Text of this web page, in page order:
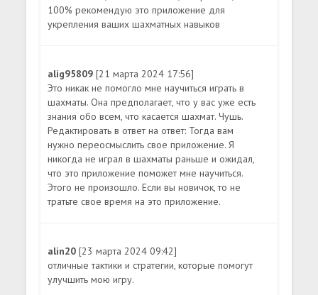
100% рекомендую это приложение для
укрепления ваших шахматных навыков
alig95809[21 марта 2024 17:56]
Это никак не помогло мне научиться играть в
шахматы. Она предполагает, что у вас уже есть
знания обо всем, что касается шахмат. Чушь.
Редактировать в ответ на ответ: Тогда вам
нужно переосмыслить свое приложение. Я
никогда не играл в шахматы раньше и ожидал,
что это приложение поможет мне научиться.
Этого не произошло. Если вы новичок, то не
тратьте свое время на это приложение.
alin20[23 марта 2024 09:42]
отличные тактики и стратегии, которые помогут
улучшить мою игру.